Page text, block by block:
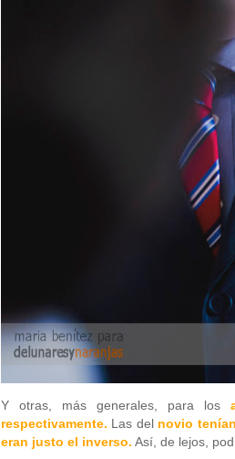
Y otras, más generales, para los
respectivamente. Las delnovio
eran justo el inverso. Así, de lejos,